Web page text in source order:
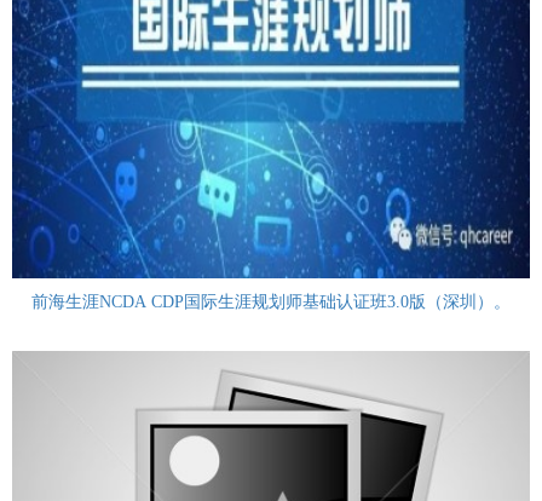
前海生涯NCDA CDP国际生涯规划师基础认证班3.0版（深圳）。